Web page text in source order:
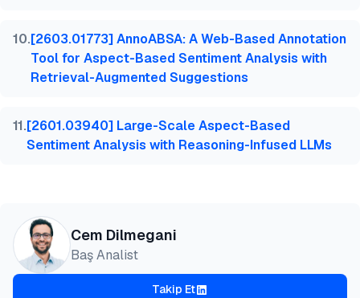
10.[2603.01773] AnnoABSA: A Web-Based Annotation
Tool for Aspect-Based Sentiment Analysis with
Retrieval-Augmented Suggestions
11.[2601.03940] Large-Scale Aspect-Based
Sentiment Analysis with Reasoning-Infused LLMs
Cem Dilmegani
Baş Analist
Takip Et